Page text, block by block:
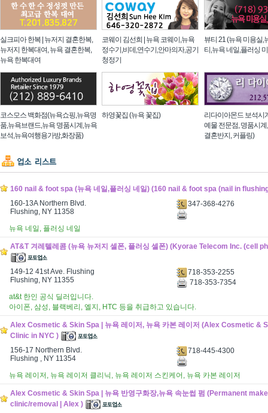
실크피아 한복 | 뉴저지 결혼한복,
뉴저지 한복대여, 뉴욕 결혼한복,
뉴욕 한복대여
코웨이 김선희 | 뉴욕 코웨이,뉴욕
정수기,비데,연수기,안마의자,공기
청정기
뷰티 21 (뉴욕 미용실,
티,뉴욕 네일,플러싱
코스모스 백화점(뉴욕쇼핑,뉴욕명
품,뉴욕브랜드,뉴욕 명품시계,뉴욕
보석,뉴욕여행용가방,화장품)
하영꽃집 (뉴욕 꽃집)
리다이아몬드 보석시
예물 전문점, 명품시계
결혼반지, 커플링)
160 nail & foot spa (뉴욕 네일,플러싱 네일) (160 nail & foot spa (nail in
160-13A Northern Blvd.
Flushing, NY 11358
347-368-4276
뉴욕 네일, 플러싱 네일
AT&T 겨레텔레콤 (뉴욕 뉴저지 셀폰, 플러싱 셀폰) (Kyorae Telecom Inc. (cell
149-12 41st Ave. Flushing
Flushing, NY 11355
718-353-2255
718-353-7354
at&t 한인 공식 딜러입니다.
아이폰, 삼성, 블랙베리, 엘지, HTC 등을 취급하고 있습니다.
Alex Cosmetic & Skin Spa | 뉴욕 레이저, 뉴욕 카본 레이저 (Alex Cosmetic &
Clinic in NYC )
156-17 Northern Blvd.
Flushing , NY 11354
718-445-4300
뉴욕 레이저, 뉴욕 레이저 클리닉, 뉴욕 레이저 스킨케어, 뉴욕 카본 레이저
Alex Cosmetic & Skin Spa | 뉴욕 반영구화장,뉴욕 속눈썹 펌 (Permanent
clinic/removal | Alex )